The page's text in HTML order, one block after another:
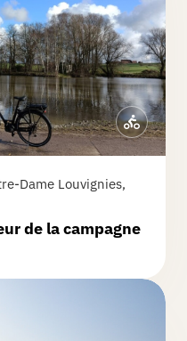
surtout la partie dans
" expo photo de
👏
2025
les bois et les
Beaucoup
qui pourrait
Dame Louvignies,
de la campagne